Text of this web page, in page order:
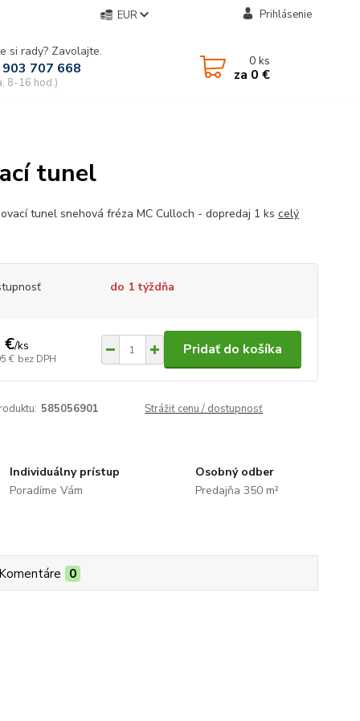
EUR Prihlásenie
si rady? Zavolajte.
707 668
8-16 hod.)
0ks
za 0 €
tunel
tunel snehová fréza MC Culloch - dopredaj 1 ks celý
do 1 týždňa
€/ks
€ bez DPH
Pridať do košíka
585056901 Strážiť cenu / dostupnosť
Individuálny prístup
Poradíme Vám
Osobný odber
Predajňa 350 m²
0